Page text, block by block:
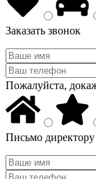
Заказать звонок
Пожалуйста,
Письмо директору